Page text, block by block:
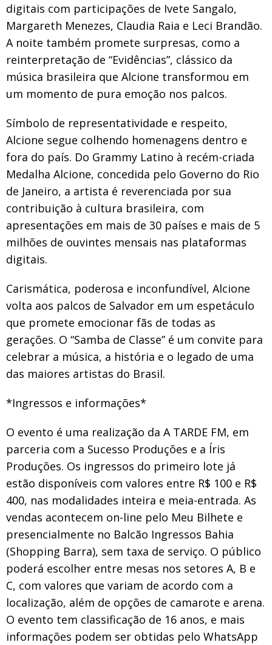
digitais com participações de Ivete Sangalo,
Margareth Menezes, Claudia Raia e Leci Brandão.
A noite também promete surpresas, como a
reinterpretação de “Evidências”, clássico da
música brasileira que Alcione transformou em
um momento de pura emoção nos palcos.
Símbolo de representatividade e respeito,
Alcione segue colhendo homenagens dentro e
fora do país. Do Grammy Latino à recém-criada
Medalha Alcione, concedida pelo Governo do Rio
de Janeiro, a artista é reverenciada por sua
contribuição à cultura brasileira, com
apresentações em mais de 30 países e mais de 5
milhões de ouvintes mensais nas plataformas
digitais.
Carismática, poderosa e inconfundível, Alcione
volta aos palcos de Salvador em um espetáculo
que promete emocionar fãs de todas as
gerações. O “Samba de Classe” é um convite para
celebrar a música, a história e o legado de uma
das maiores artistas do Brasil.
*Ingressos e informações*
O evento é uma realização da A TARDE FM, em
parceria com a Sucesso Produções e a Íris
Produções. Os ingressos do primeiro lote já
estão disponíveis com valores entre R$ 100 e R$
400, nas modalidades inteira e meia-entrada. As
vendas acontecem on-line pelo Meu Bilhete e
presencialmente no Balcão Ingressos Bahia
(Shopping Barra), sem taxa de serviço. O público
poderá escolher entre mesas nos setores A, B e
C, com valores que variam de acordo com a
localização, além de opções de camarote e arena.
O evento tem classificação de 16 anos, e mais
informações podem ser obtidas pelo WhatsApp